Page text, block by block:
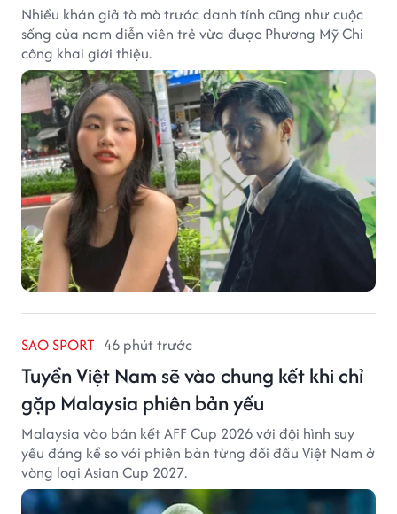
Nhiều khán giả tò mò trước danh tính cũng như cuộc
sống của nam diễn viên trẻ vừa được Phương Mỹ Chi
công khai giới thiệu.
SAO SPORT 46 phút trước
Tuyển Việt Nam sẽ vào chung kết khi chỉ
gặp Malaysia phiên bản yếu
Malaysia vào bán kết AFF Cup 2026 với đội hình suy
yếu đáng kể so với phiên bản từng đối đầu Việt Nam ở
vòng loại Asian Cup 2027.